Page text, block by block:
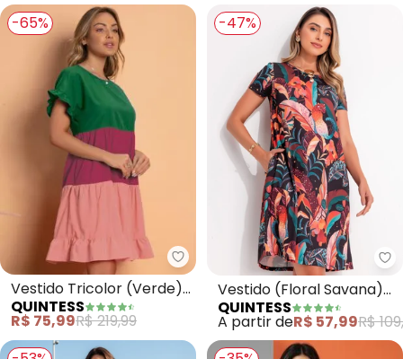
-65%
Quintess - Vestido Tricolor
Vestido Tricolor (Verde)
Soltinho com Franzidos
QUINTESS
R$ 75,99R$ 219,99
-47%
Vestido (Floral Savana)
com Bolsos e Mangas
Curtas
QUINTESS
A partir deR$ 57,99R$